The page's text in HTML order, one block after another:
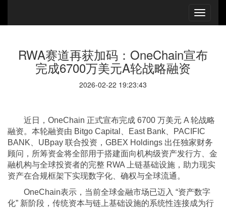
RWA赛道再获加码：OneChain宣布
完成6700万美元A轮战略融资
2026-02-22 19:23:43
近日，OneChain 正式宣布完成 6700 万美元 A 轮战略
融资。本轮融资由 Bitgo Capital、East Bank、PACIFIC
BANK、UBpay 联合投资，GBEX Holdings 出任独家财务
顾问，所筹资金将全部用于搭建面向机构级资产发行方、金
融机构与全球投资者的完整 RWA 上链基础设施，助力现实
资产在合规框架下实现数字化、确权与全球流通。
OneChain表示，当前全球金融市场已迈入 “资产数字
化” 新阶段，传统资本与链上基础设施的系统性连接成为行